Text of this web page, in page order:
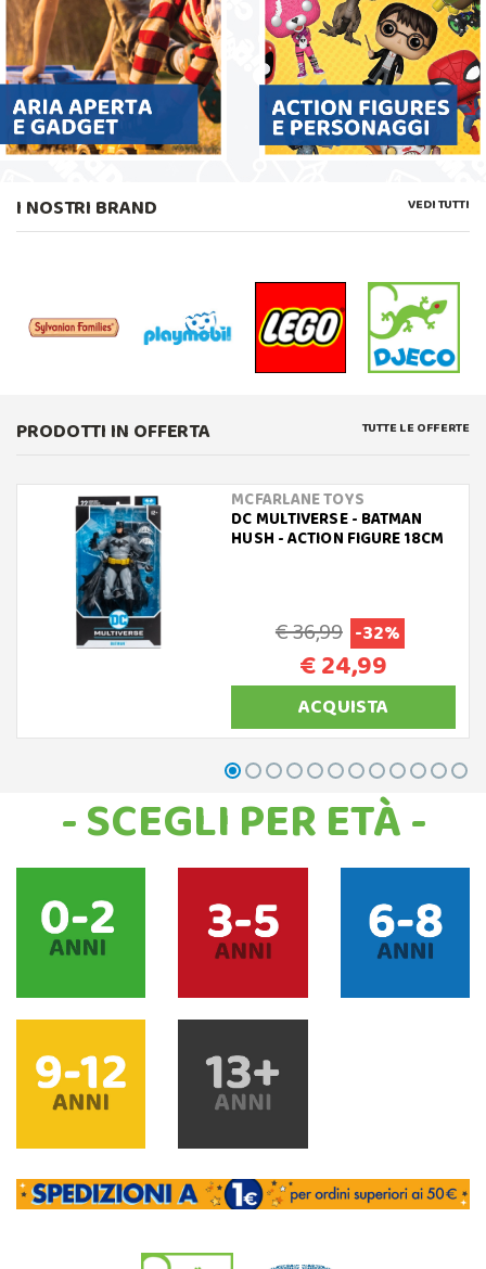
I NOSTRI BRAND VEDI TUTTI
PRODOTTI IN OFFERTA TUTTE LE OFFERTE
MCFARLANE TOYS
DC MULTIVERSE - BATMAN
HUSH - ACTION FIGURE 18CM
€ 36,99 -32%
€ 24,99
ACQUISTA
- SCEGLI PER ETÀ -